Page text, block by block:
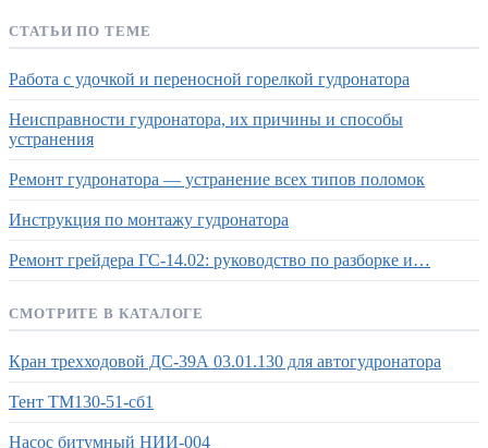
СТАТЬИ ПО ТЕМЕ
Работа с удочкой и переносной горелкой гудронатора
Неисправности гудронатора, их причины и способы
устранения
Ремонт гудронатора — устранение всех типов поломок
Инструкция по монтажу гудронатора
Ремонт грейдера ГС-14.02: руководство по разборке и…
СМОТРИТЕ В КАТАЛОГЕ
Кран трехходовой ДС-39А 03.01.130 для автогудронатора
Тент ТМ130-51-сб1
Насос битумный НИИ-004